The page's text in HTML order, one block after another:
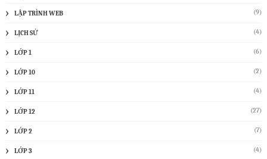
LẬP TRÌNH WEB (9)
LỊCH SỬ (4)
LỚP 1 (6)
LỚP 10 (2)
LỚP 11 (4)
LỚP 12 (27)
LỚP 2 (7)
LỚP 3 (4)